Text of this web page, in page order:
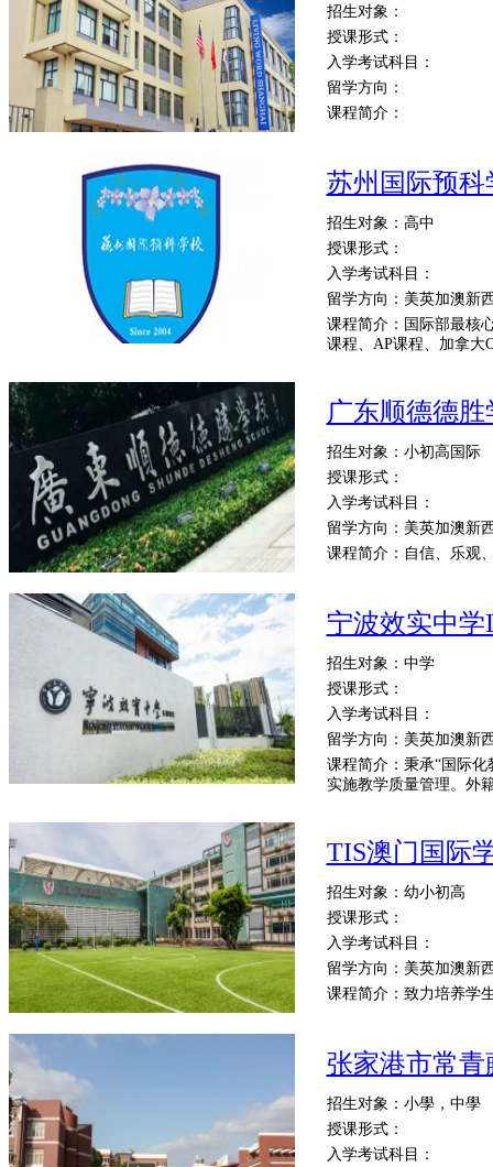
招生对象：
授课形式：
入学考试科目：
留学方向：
课程简介：
苏州国际预
招生对象：高中
授课形式：
入学考试科目：
留学方向：美英加澳新
课程简介：国际部最核
课程、AP课程、加拿大
广东顺德德胜
招生对象：小初高国际
授课形式：
入学考试科目：
留学方向：美英加澳新
课程简介：自信、乐观
宁波效实中学
招生对象：中学
授课形式：
入学考试科目：
留学方向：美英加澳新
课程简介：秉承“国际
实施教学质量管理。外
TIS澳门国际
招生对象：幼小初高
授课形式：
入学考试科目：
留学方向：美英加澳新
课程简介：致力培养学
张家港市常
招生对象：小學，中學
授课形式：
入学考试科目：